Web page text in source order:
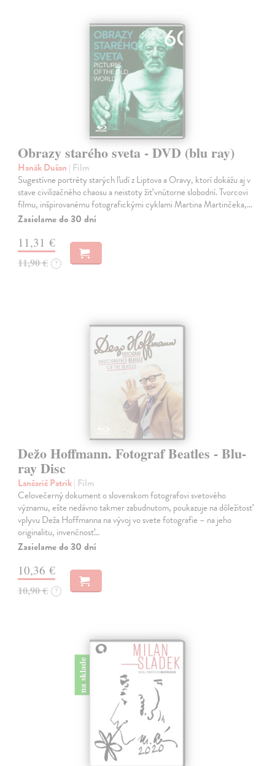
Obrazy starého sveta - DVD (blu ray)
Hanák Dušan | Film
Sugestívne portréty starých ľudí z Liptova a Oravy, ktorí dokážu aj v
stave civilizačného chaosu a neistoty žiť vnútorne slobodní. Tvorcovi
filmu, inšpirovanému fotografickými cyklami Martina Martinčeka,…
Zasielame do 30 dní
11,31 €
11,90 € ?
Dežo Hoffmann. Fotograf Beatles - Blu-
ray Disc
Lančarič Patrik| Film
Celovečerný dokument o slovenskom fotografovi svetového
významu, ešte nedávno takmer zabudnutom, poukazuje na dôležitosť
vplyvu Deža Hoffmanna na vývoj vo svete fotografie – na jeho
originalitu, invenčnosť…
Zasielame do 30 dní
10,36 €
10,90 € ?
na sklade